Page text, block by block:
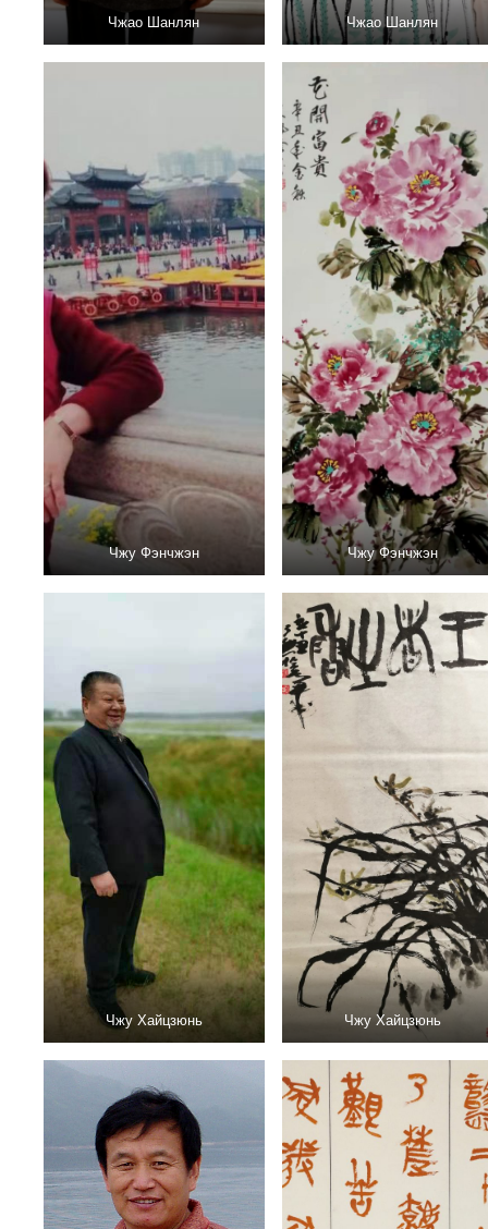
Чжао Шанлян Чжао Шанлян
Чжу Фэнчжэн Чжу Фэнчжэн
Чжу Хайцзюнь Чжу Хайцзюнь